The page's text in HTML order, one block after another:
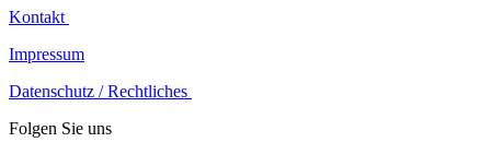
Kontakt
Impressum
Datenschutz / Rechtliches
Folgen Sie uns